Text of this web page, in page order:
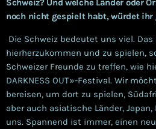
Schweiz? Und welche Länder oder
noch nicht gespielt habt, würdet ihr
Die Schweiz bedeutet uns viel.
hierherzukommen und zu spielen,
Schweizer Freunde zu treffen, wie
DARKNESS OUT»-Festival. Wir
bereisen, um dort zu spielen,
aber auch asiatische Länder, Japan,
uns. Spannend ist immer, einen